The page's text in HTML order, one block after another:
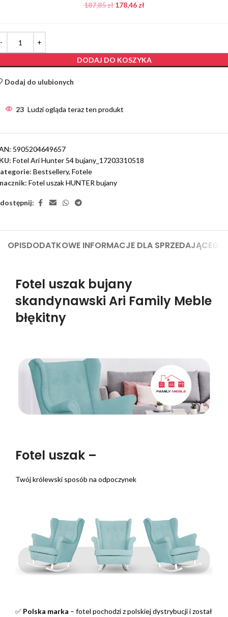
187,85zł 178,46 zł
DODAJ DO KOSZYKA
Dodaj do ulubionych
23 Ludzi ogląda teraz ten produkt
5905204649657
Fotel Ari Hunter 54 bujany_17203310518
Bestsellery, Fotele
Fotel uszak HUNTER bujany
OPISDODATKOWE INFORMACJE DLA SPRZEDAJĄCEGO
Fotel uszak bujany
skandynawski Ari Family Meble
błękitny
Fotel uszak –
Twój królewski sposób na odpoczynek
✅ Polska marka – fotel pochodzi z polskiej dystrybucji i został